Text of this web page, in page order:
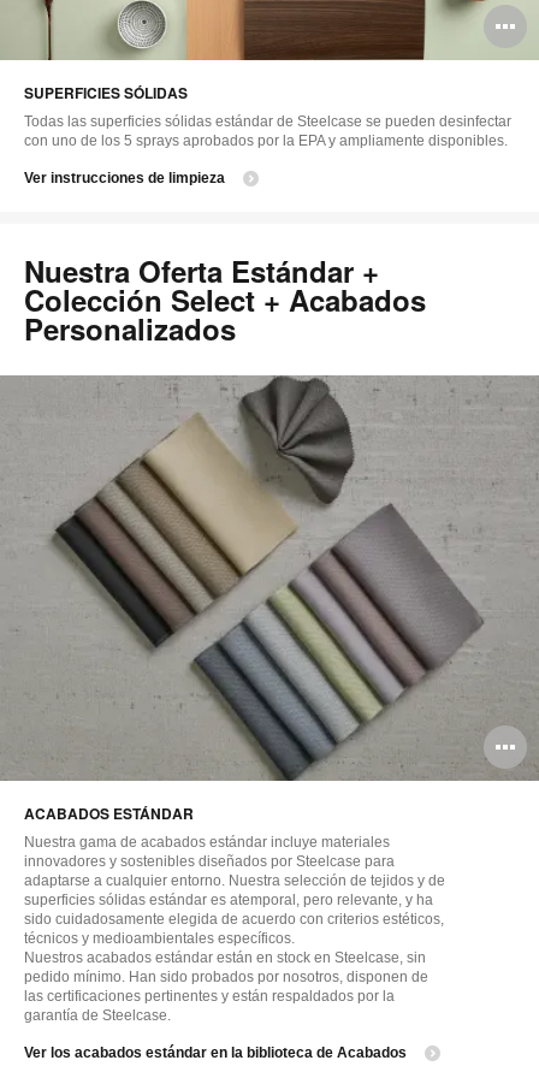
SUPERFICIES SÓLIDAS
Todas las superficies sólidas estándar de Steelcase se pueden desinfectar
con uno de los 5 sprays aprobados por la EPA y ampliamente disponibles.
Ver instrucciones de limpieza
Nuestra Oferta Estándar +
Colección Select + Acabados
Personalizados
ACABADOS ESTÁNDAR
Nuestra gama de acabados estándar incluye materiales
innovadores y sostenibles diseñados por Steelcase para
adaptarse a cualquier entorno. Nuestra selección de tejidos y de
superficies sólidas estándar es atemporal, pero relevante, y ha
sido cuidadosamente elegida de acuerdo con criterios estéticos,
técnicos y medioambientales específicos.
Nuestros acabados estándar están en stock en Steelcase, sin
pedido mínimo. Han sido probados por nosotros, disponen de
las certificaciones pertinentes y están respaldados por la
garantía de Steelcase.
Ver los acabados estándar en la biblioteca de Acabados